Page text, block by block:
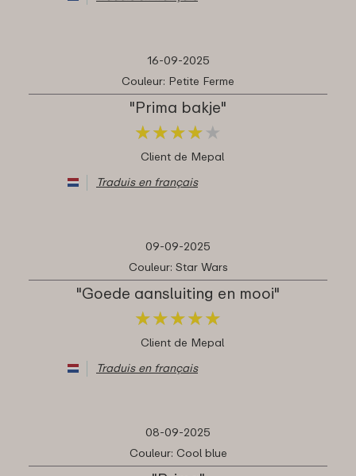
16-09-2025
Couleur: Petite Ferme
"Prima bakje"
★★★★ ★
★★★★ ★
Client de Mepal
Traduis en français
09-09-2025
Couleur: Star Wars
"Goede aansluiting en mooi"
★★★★★
★★★★★
Client de Mepal
Traduis en français
08-09-2025
Couleur: Cool blue